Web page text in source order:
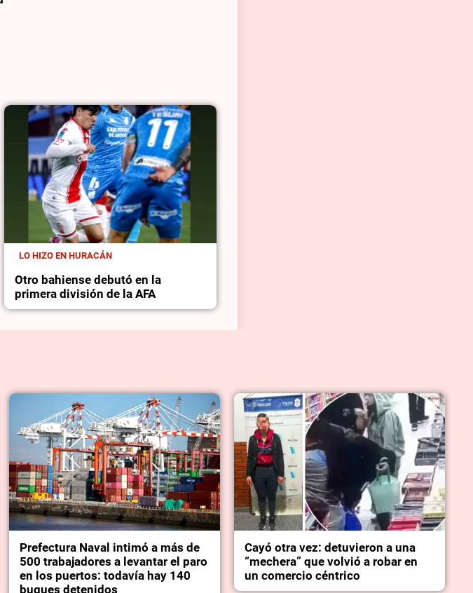
LO HIZO EN HURACÁN
Otro bahiense debutó en la
primera división de la AFA
Prefectura Naval intimó a más de
500 trabajadores a levantar el paro
en los puertos: todavía hay 140
buques detenidos
Cayó otra vez: detuvieron a una
“mechera” que volvió a robar en
un comercio céntrico